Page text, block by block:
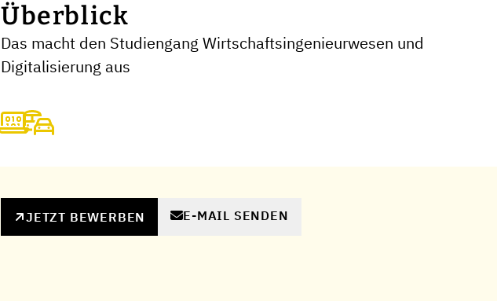
Überblick
Das macht den Studiengang Wirtschaftsingenieurwesen und
Digitalisierung aus
JETZT BEWERBEN E-MAIL SENDEN